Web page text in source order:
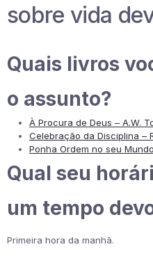
sobre vida
Quais livros
o assunto?
À Procura de Deus – A.W.
Celebração da Disciplina –
Ponha Ordem no seu
Qual seu
um tempo
Primeira hora da manhã.